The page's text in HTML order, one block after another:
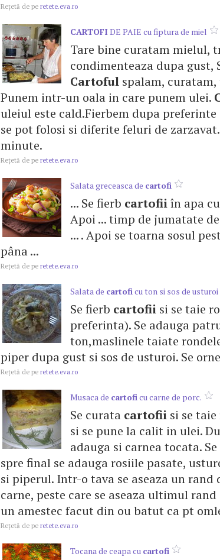
Reţetă de pe retete.eva.ro
CARTOFIDE PAIE cu fiptura de miel
Tare bine curatam mielul,
condimenteaza dupa gust,
Cartoful spalam,
Punem intr-un oala in care punem ulei.
uleiul este cald.Fierbem dupa
se pot folosi si diferite feluri de
minute.
Reţetă de pe retete.eva.ro
Salata greceasca de cartofi
... Se fierb cartofiiîn apa
Apoi ... timp de jumatate
... . Apoi se toarna sosul
pâna ...
Reţetă de pe retete.eva.ro
Salata de cartoficu ton si sos de usturoi
Se fierb cartofii si se taie
preferinta). Se adauga
ton,maslinele taiate
piper dupa gust si sos de usturoi. Se
Reţetă de pe retete.eva.ro
Musaca de cartoficu carne de porc.
Se curata cartofii si se
si se pune la calit in ulei.
adauga si carnea tocata.
spre final se adauga rosiile pasate,
si piperul. Intr-o tava se aseaza un rand
carne, peste care se aseaza ultimul rand
un amestec facut din ou batut ca pt
Reţetă de pe retete.eva.ro
Tocana de ceapa cu cartofi